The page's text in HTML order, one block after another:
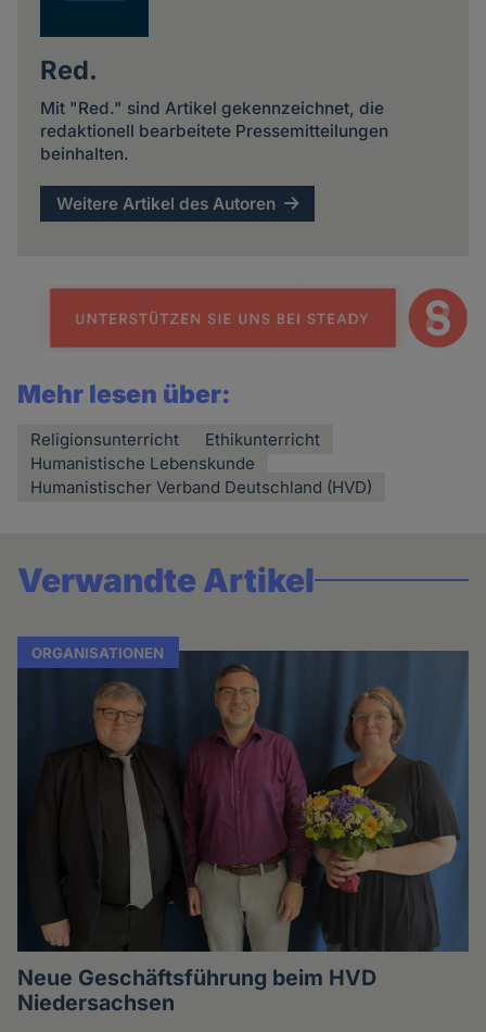
Red.
Mit "Red." sind Artikel gekennzeichnet, die
redaktionell bearbeitete Pressemitteilungen
beinhalten.
Weitere Artikel des Autoren
Mehr lesen über:
Religionsunterricht
Ethikunterricht
Humanistische Lebenskunde
Humanistischer Verband Deutschland (HVD)
Verwandte Artikel
ORGANISATIONEN
Neue Geschäftsführung beim HVD
Niedersachsen